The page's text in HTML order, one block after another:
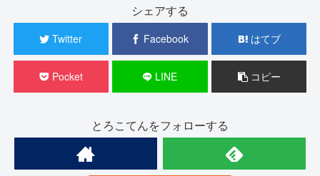
シェアする
Twitter Facebook はてブ
Pocket LINE コピー
とろこてんをフォローする